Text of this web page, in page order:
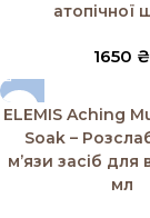
атопічної
1650 ₴
ELEMIS Aching
Soak –
м’язи засіб для
мл